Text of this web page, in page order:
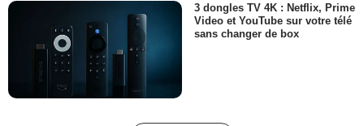
3 dongles TV 4K : Netflix, Prime
Video et YouTube sur votre télé
sans changer de box